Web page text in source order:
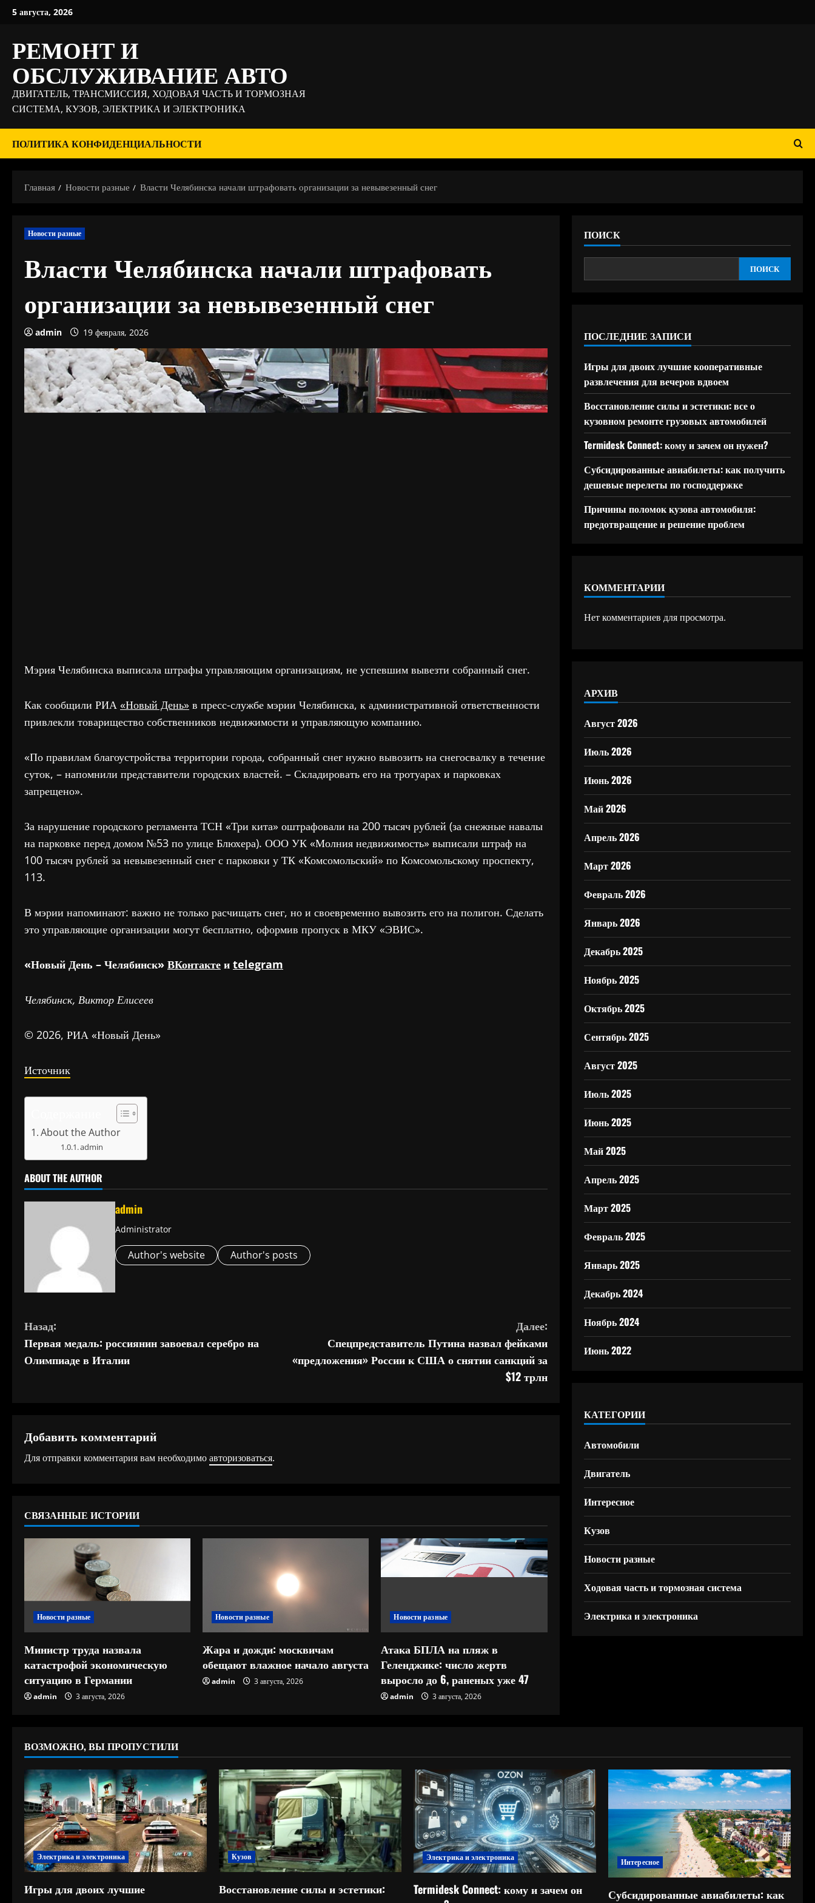
Перейти
5 августа, 2026
РЕМОНТ И
ОБСЛУЖИВАНИЕ АВТО
ДВИГАТЕЛЬ, ТРАНСМИССИЯ, ХОДОВАЯ ЧАСТЬ И ТОРМОЗНАЯ
СИСТЕМА, КУЗОВ, ЭЛЕКТРИКА И ЭЛЕКТРОНИКА
ПОЛИТИКА КОНФИДЕНЦИАЛЬНОСТИ
Главная Новости разные Власти Челябинска начали штрафовать организации за невывезенный снег
Новости разные
Власти Челябинска начали штрафовать
организации за невывезенный снег
admin 19 февраля, 2026
Мэрия Челябинска выписала штрафы управляющим организациям, не успевшим вывезти собранный снег.
Как сообщили РИА «Новый День» в пресс-службе мэрии Челябинска, к административной ответственности
привлекли товарищество собственников недвижимости и управляющую компанию.
«По правилам благоустройства территории города, собранный снег нужно вывозить на снегосвалку в течение
суток, – напомнили представители городских властей. – Складировать его на тротуарах и парковках
запрещено».
За нарушение городского регламента ТСН «Три кита» оштрафовали на 200 тысяч рублей (за снежные навалы
на парковке перед домом №53 по улице Блюхера). ООО УК «Молния недвижимость» выписали штраф на
100 тысяч рублей за невывезенный снег с парковки у ТК «Комсомольский» по Комсомольскому проспекту,
113.
В мэрии напоминают: важно не только расчищать снег, но и своевременно вывозить его на полигон. Сделать
это управляющие организации могут бесплатно, оформив пропуск в МКУ «ЭВИС».
«Новый День – Челябинск» ВКонтакте и telegram
Челябинск, Виктор Елисеев
© 2026, РИА «Новый День»
Источник
About the Author
admin
ABOUT THE AUTHOR
admin
Administrator
Author's website Author's posts
П
р
о
л
и
т
т
е
н
и
Назад:
Первая медаль: россиянин завоевал серебро на
Олимпиаде в Италии
Далее:
Спецпредставитель Путина назвал фейками
«предложения» России к США о снятии санкций за
$12 трлн
Добавить комментарий
Для отправки комментария вам необходимоавторизоваться.
СВЯЗАННЫЕ ИСТОРИИ
Новости разные
Министр труда назвала
катастрофой экономическую
ситуацию в Германии
admin 3 августа, 2026
Новости разные
Жара и дожди: москвичам
обещают влажное начало августа
admin 3 августа, 2026
Новости разные
Атака БПЛА на пляж в
Геленджике: число жертв
выросло до 6, раненых уже 47
admin 3 августа, 2026
ПОИСК
ПОИСК
ПОСЛЕДНИЕ ЗАПИСИ
Игры для двоих лучшие кооперативные
развлечения для вечеров вдвоем
Восстановление силы и эстетики: все о
кузовном ремонте грузовых автомобилей
Termidesk Connect: кому и зачем он нужен?
Субсидированные авиабилеты: как получить
дешевые перелеты по господдержке
Причины поломок кузова автомобиля:
предотвращение и решение проблем
КОММЕНТАРИИ
Нет комментариев для просмотра.
АРХИВ
Август 2026
Июль 2026
Июнь 2026
Май 2026
Апрель 2026
Март 2026
Февраль 2026
Январь 2026
Декабрь 2025
Ноябрь 2025
Октябрь 2025
Сентябрь 2025
Август 2025
Июль 2025
Июнь 2025
Май 2025
Апрель 2025
Март 2025
Февраль 2025
Январь 2025
Декабрь 2024
Ноябрь 2024
Июнь 2022
КАТЕГОРИИ
Автомобили
Двигатель
Интересное
Кузов
Новости разные
Ходовая часть и тормозная система
Электрика и электроника
ВОЗМОЖНО, ВЫ ПРОПУСТИЛИ
Электрика и электроника
Игры для двоих лучшие
Кузов
Восстановление силы и эстетики:
Электрика и электроника
Termidesk Connect: кому и зачем он
Интересное
Субсидированные авиабилеты: как